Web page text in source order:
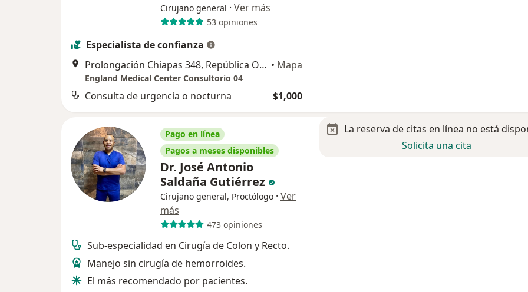
Cirujano general · Ver más
53 opiniones
Especialista de confianza
Prolongación Chiapas 348, República Oriente., Saltillo • Mapa
England Medical Center Consultorio 04
Consulta de urgencia o nocturna $1,000
Pago en línea
Pagos a meses disponibles
Dr. José Antonio
Saldaña Gutiérrez
Cirujano general, Proctólogo · Ver
más
473 opiniones
Sub-especialidad en Cirugía de Colon y Recto.
Manejo sin cirugía de hemorroides.
El más recomendado por pacientes.
La reserva de citas en línea no está
Solicita una cita